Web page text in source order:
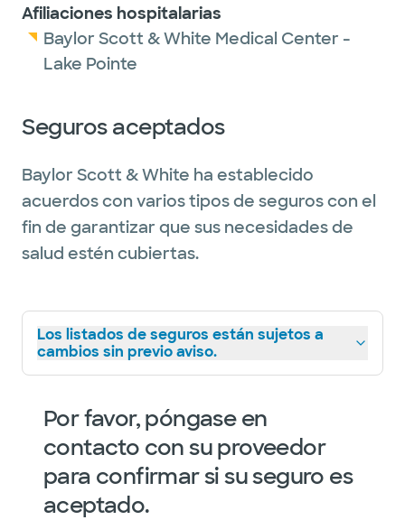
Afiliaciones hospitalarias
Baylor Scott & White Medical Center -
Lake Pointe
Seguros aceptados
Baylor Scott & White ha establecido
acuerdos con varios tipos de seguros con el
fin de garantizar que sus necesidades de
salud estén cubiertas.
Los listados de seguros están sujetos a
cambios sin previo aviso.
Por favor, póngase en
contacto con su proveedor
para confirmar si su seguro es
aceptado.